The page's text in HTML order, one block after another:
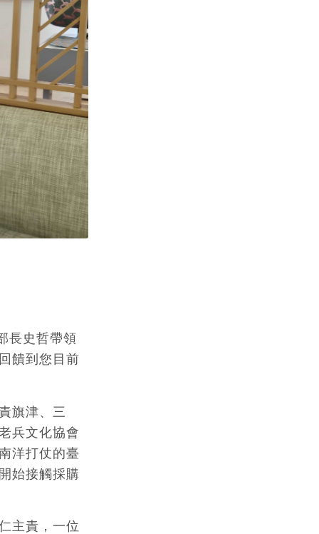
長史哲帶領
饋到您目前
旗津、三
兵文化協會
洋打仗的臺
始接觸採購
主責，一位